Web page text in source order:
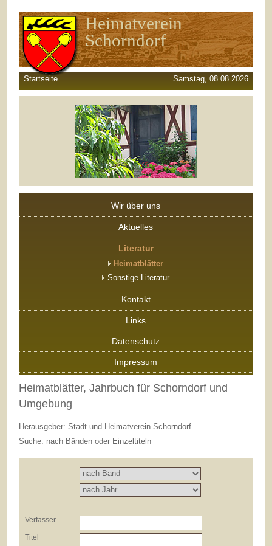
Heimatverein
Schorndorf
Startseite Samstag, 08.08.2026
Wir über uns
Aktuelles
Literatur
Heimatblätter
Sonstige Literatur
Kontakt
Links
Datenschutz
Impressum
Heimatblätter, Jahrbuch für Schorndorf und
Umgebung
Herausgeber: Stadt und Heimatverein Schorndorf
Suche: nach Bänden oder Einzeltiteln
Verfasser
Titel